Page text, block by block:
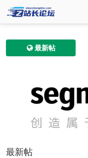
最新帖
最新帖